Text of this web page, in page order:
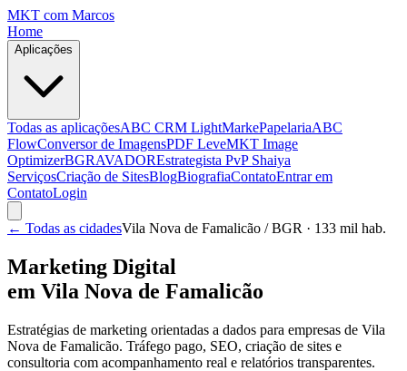
MKT com Marcos
Home
Aplicações
Todas as aplicaçõesABC CRM LightMarkePapelariaABC
FlowConversor de ImagensPDF LeveMKT Image
OptimizerBGRAVADOREstrategista PvP Shaiya
ServiçosCriação de SitesBlogBiografiaContatoEntrar em
ContatoLogin
← Todas as cidadesVila Nova de Famalicão / BGR · 133 mil hab.
Marketing Digital
em Vila Nova de Famalicão
Estratégias de marketing orientadas a dados para empresas de Vila
Nova de Famalicão. Tráfego pago, SEO, criação de sites e
consultoria com acompanhamento real e relatórios transparentes.